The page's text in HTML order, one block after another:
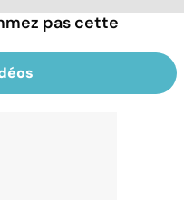
pas cette